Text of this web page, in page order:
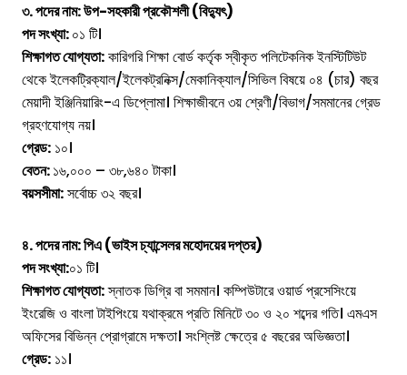
৩. পদের নাম: উপ-সহকারী প্রকৌশলী (বিদ্যুৎ)
পদ সংখ্যা:০১ টি।
শিক্ষাগত যোগ্যতা:কারিগরি শিক্ষা বোর্ড কর্তৃক স্বীকৃত পলিটেকনিক ইনস্টিটিউট
থেকে ইলেকট্রিক্যাল/ইলেকট্রনিক্স/মেকানিক্যাল/সিভিল বিষয়ে ০৪ (চার) বছর
মেয়াদী ইঞ্জিনিয়ারিং-এ ডিপ্লোমা। শিক্ষাজীবনে ৩য় শ্রেণী/বিভাগ/সমমানের গ্রেড
গ্রহণযোগ্য নয়।
গ্রেড: ১০।
বেতন:১৬,০০০ – ৩৮,৬৪০ টাকা।
বয়সসীমা:সর্বোচ্চ ৩২ বছর।
৪. পদের নাম: পিএ (ভাইস চ্যান্সেলর মহোদয়ের দপ্তর)
পদ সংখ্যা:০১ টি।
শিক্ষাগত যোগ্যতা:স্নাতক ডিগ্রি বা সমমান। কম্পিউটারে ওয়ার্ড প্রসেসিংয়ে
ইংরেজি ও বাংলা টাইপিংয়ে যথাক্রমে প্রতি মিনিটে ৩০ ও ২০ শব্দের গতি। এমএস
অফিসের বিভিন্ন প্রোগ্রামে দক্ষতা। সংশ্লিষ্ট ক্ষেত্রে ৫ বছরের অভিজ্ঞতা।
গ্রেড: ১১।